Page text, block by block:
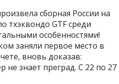
сборная России на
тхэквондо GTF среди
особенностями!
заняли первое место в
вновь доказав:
не знает преград. С 22 по 27